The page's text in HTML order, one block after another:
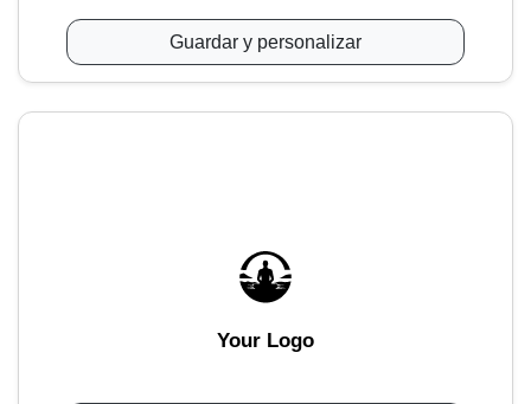
Guardar y personalizar
Your Logo